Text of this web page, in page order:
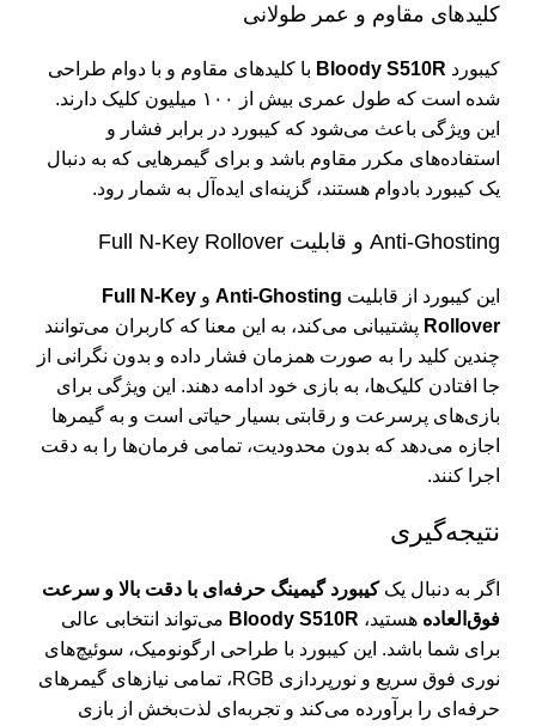
کلیدهای مقاوم و عمر طولانی
کیبورد Bloody S510R با کلیدهای مقاوم و با دوام طراحی
شده است که طول عمری بیش از ۱۰۰ میلیون کلیک دارند.
این ویژگی باعث می‌شود که کیبورد در برابر فشار و
استفاده‌های مکرر مقاوم باشد و برای گیمرهایی که به دنبال
یک کیبورد بادوام هستند، گزینه‌ای ایده‌آل به شمار رود.
Anti-Ghosting و قابلیت Full N-Key Rollover
این کیبورد از قابلیت Anti-Ghosting و Full N-Key
Rollover پشتیبانی می‌کند، به این معنا که کاربران می‌توانند
چندین کلید را به صورت همزمان فشار داده و بدون نگرانی از
جا افتادن کلیک‌ها، به بازی خود ادامه دهند. این ویژگی برای
بازی‌های پرسرعت و رقابتی بسیار حیاتی است و به گیمرها
اجازه می‌دهد که بدون محدودیت، تمامی فرمان‌ها را به دقت
اجرا کنند.
نتیجه‌گیری
اگر به دنبال یککیبورد گیمینگ حرفه‌ای با دقت بالا و سرعت
فوق‌العاده هستید، Bloody S510R می‌تواند انتخابی عالی
برای شما باشد. این کیبورد با طراحی ارگونومیک، سوئیچ‌های
نوری فوق سریع و نورپردازی RGB، تمامی نیازهای گیمرهای
حرفه‌ای را برآورده می‌کند و تجربه‌ای لذت‌بخش از بازی